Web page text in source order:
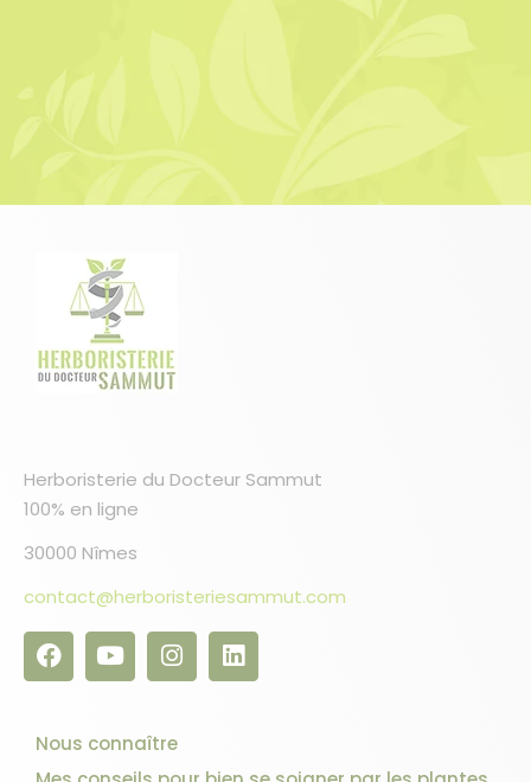
Herboristerie du Docteur Sammut
100% en ligne
30000 Nîmes
contact@herboristeriesammut.com
Nous connaître